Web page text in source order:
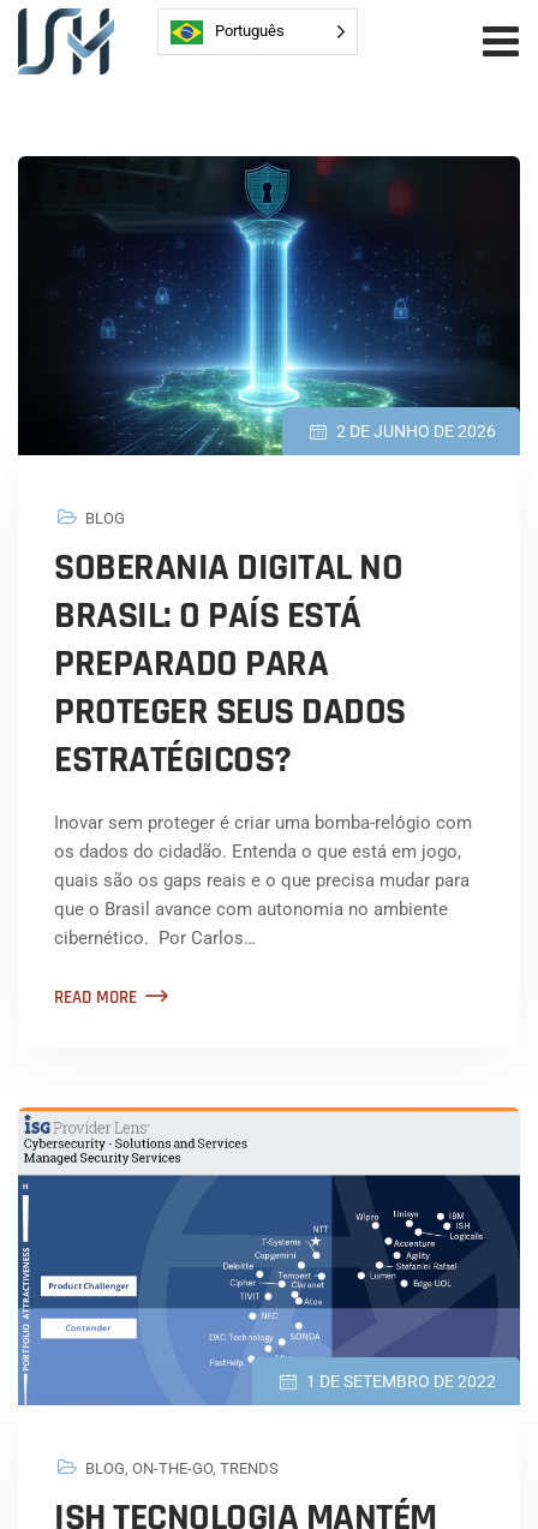
Português
2 DE JUNHO DE 2026
BLOG
SOBERANIA DIGITAL NO
BRASIL: O PAÍS ESTÁ
PREPARADO PARA
PROTEGER SEUS DADOS
ESTRATÉGICOS?
Inovar sem proteger é criar uma bomba-relógio com
os dados do cidadão. Entenda o que está em jogo,
quais são os gaps reais e o que precisa mudar para
que o Brasil avance com autonomia no ambiente
cibernético. Por Carlos…
READ MORE
1 DE SETEMBRO DE 2022
BLOG, ON-THE-GO, TRENDS
ISH TECNOLOGIA MANTÉM